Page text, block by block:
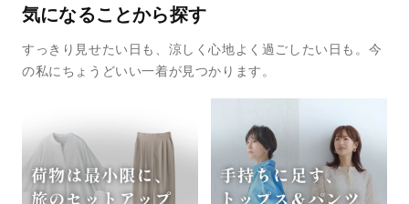
気になることから探す
すっきり見せたい日も、涼しく心地よく過ごしたい日も。今
の私にちょうどいい一着が見つかります。